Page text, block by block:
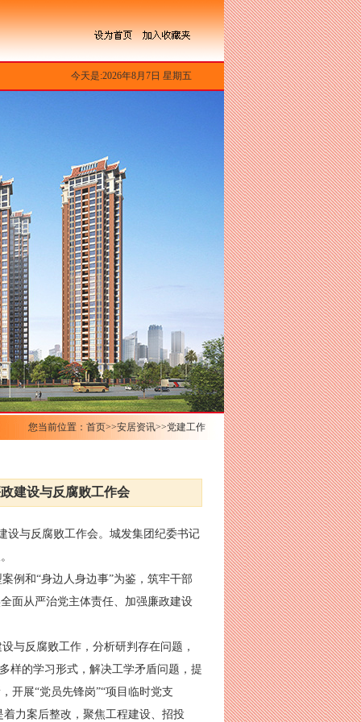
今天是:2026年8月7日 星期五
您当前位置：首页>>安居资讯>>党建工作
建设与反腐败工作会
与反腐败工作会。城发集团纪委书记
例和“身边人身边事”为鉴，筑牢干部
面从严治党主体责任、加强廉政建设
与反腐败工作，分析研判存在问题，
样的学习形式，解决工学矛盾问题，提
开展“党员先锋岗”“项目临时党支
力案后整改，聚焦工程建设、招投